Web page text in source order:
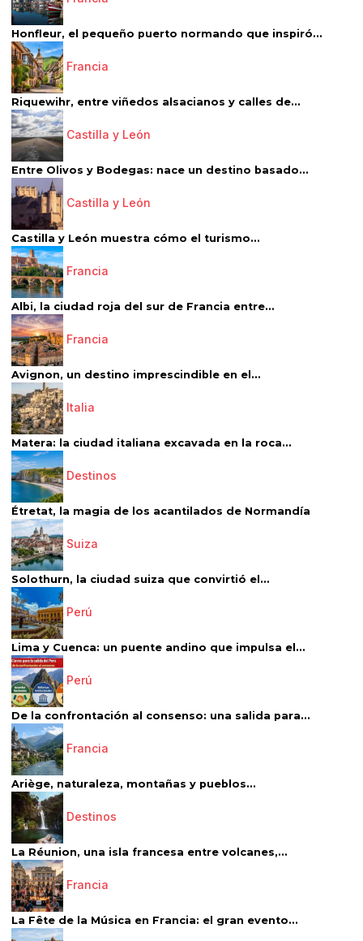
Honfleur, el pequeño puerto normando que inspiró...
Francia
Riquewihr, entre viñedos alsacianos y calles de...
Castilla y León
Entre Olivos y Bodegas: nace un destino basado...
Castilla y León
Castilla y León muestra cómo el turismo...
Francia
Albi, la ciudad roja del sur de Francia entre...
Francia
Avignon, un destino imprescindible en el...
Italia
Matera: la ciudad italiana excavada en la roca...
Destinos
Étretat, la magia de los acantilados de Normandía
Suiza
Solothurn, la ciudad suiza que convirtió el...
Perú
Lima y Cuenca: un puente andino que impulsa el...
Perú
De la confrontación al consenso: una salida para...
Francia
Ariège, naturaleza, montañas y pueblos...
Destinos
La Réunion, una isla francesa entre volcanes,...
Francia
La Fête de la Música en Francia: el gran evento...